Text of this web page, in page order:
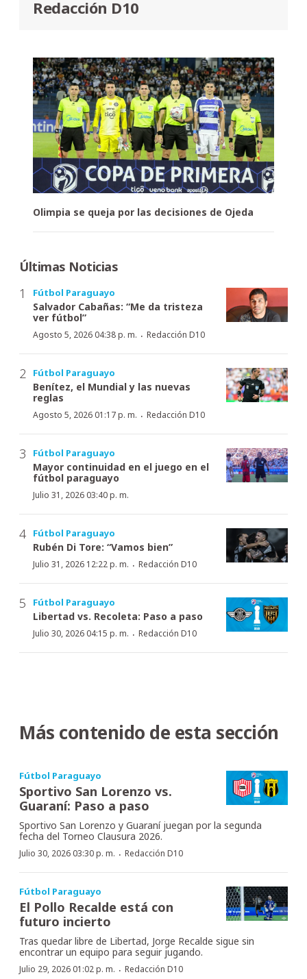
Redacción D10
Olimpia se queja por las decisiones de Ojeda
Últimas Noticias
Fútbol Paraguayo
Salvador Cabañas: “Me da tristeza
ver fútbol”
Agosto 5, 2026 04:38 p. m. · Redacción D10
Fútbol Paraguayo
Benítez, el Mundial y las nuevas
reglas
Agosto 5, 2026 01:17 p. m. · Redacción D10
Fútbol Paraguayo
Mayor continuidad en el juego en el
fútbol paraguayo
Julio 31, 2026 03:40 p. m.
Fútbol Paraguayo
Rubén Di Tore: “Vamos bien”
Julio 31, 2026 12:22 p. m. · Redacción D10
Fútbol Paraguayo
Libertad vs. Recoleta: Paso a paso
Julio 30, 2026 04:15 p. m. · Redacción D10
Más contenido de esta sección
Fútbol Paraguayo
Sportivo San Lorenzo vs.
Guaraní: Paso a paso
Sportivo San Lorenzo y Guaraní juegan por la segunda
fecha del Torneo Clausura 2026.
Julio 30, 2026 03:30 p. m. · Redacción D10
Fútbol Paraguayo
El Pollo Recalde está con
futuro incierto
Tras quedar libre de Libertad, Jorge Recalde sigue sin
encontrar un equipo para seguir jugando.
Julio 29, 2026 01:02 p. m. · Redacción D10